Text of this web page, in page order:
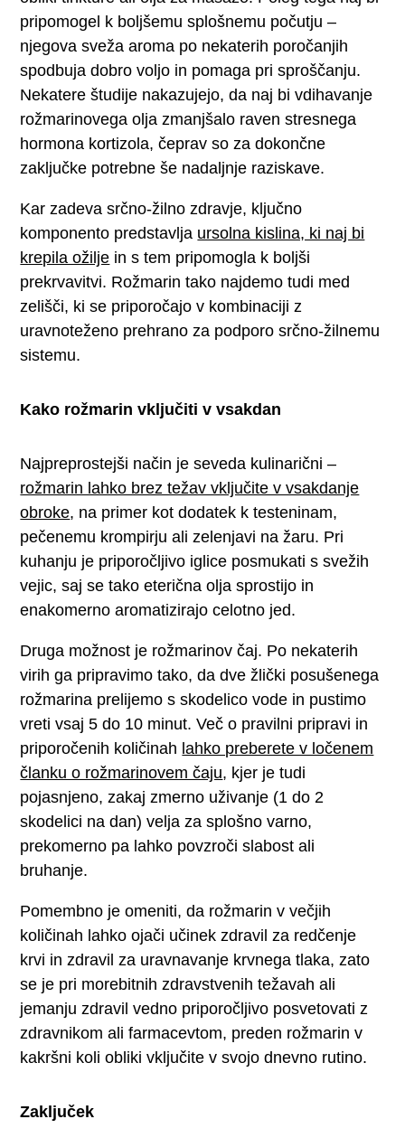
pripomogel k boljšemu splošnemu počutju –
njegova sveža aroma po nekaterih poročanjih
spodbuja dobro voljo in pomaga pri sproščanju.
Nekatere študije nakazujejo, da naj bi vdihavanje
rožmarinovega olja zmanjšalo raven stresnega
hormona kortizola, čeprav so za dokončne
zaključke potrebne še nadaljnje raziskave.
Kar zadeva srčno-žilno zdravje, ključno
komponento predstavlja ursolna kislina, ki naj bi
krepila ožilje in s tem pripomogla k boljši
prekrvavitvi. Rožmarin tako najdemo tudi med
zelišči, ki se priporočajo v kombinaciji z
uravnoteženo prehrano za podporo srčno-žilnemu
sistemu.
Kako rožmarin vključiti v vsakdan
Najpreprostejši način je seveda kulinarični –
rožmarin lahko brez težav vključite v vsakdanje
obroke, na primer kot dodatek k testeninam,
pečenemu krompirju ali zelenjavi na žaru. Pri
kuhanju je priporočljivo iglice posmukati s svežih
vejic, saj se tako eterična olja sprostijo in
enakomerno aromatizirajo celotno jed.
Druga možnost je rožmarinov čaj. Po nekaterih
virih ga pripravimo tako, da dve žlički posušenega
rožmarina prelijemo s skodelico vode in pustimo
vreti vsaj 5 do 10 minut. Več o pravilni pripravi in
priporočenih količinah lahko preberete v ločenem
članku o rožmarinovem čaju, kjer je tudi
pojasnjeno, zakaj zmerno uživanje (1 do 2
skodelici na dan) velja za splošno varno,
prekomerno pa lahko povzroči slabost ali
bruhanje.
Pomembno je omeniti, da rožmarin v večjih
količinah lahko ojači učinek zdravil za redčenje
krvi in zdravil za uravnavanje krvnega tlaka, zato
se je pri morebitnih zdravstvenih težavah ali
jemanju zdravil vedno priporočljivo posvetovati z
zdravnikom ali farmacevtom, preden rožmarin v
kakršni koli obliki vključite v svojo dnevno rutino.
Zaključek